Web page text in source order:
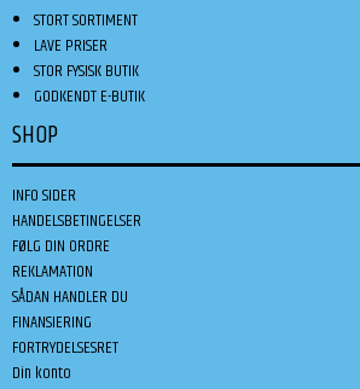
STORT SORTIMENT
LAVE PRISER
STOR FYSISK BUTIK
GODKENDT E-BUTIK
SHOP
INFO SIDER
HANDELSBETINGELSER
FØLG DIN ORDRE
REKLAMATION
SÅDAN HANDLER DU
FINANSIERING
FORTRYDELSESRET
Din konto